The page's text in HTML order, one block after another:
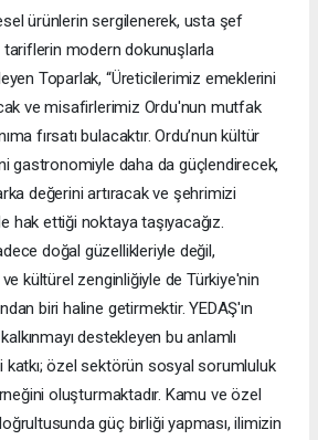
ürünlerin sergilenerek, usta şef
tariflerin modern dokunuşlarla
Toparlak, “Üreticilerimiz emeklerini
ve misafirlerimiz Ordu'nun mutfak
fırsatı bulacaktır. Ordu’nun kültür
gastronomiyle daha da güçlendirecek,
değerini artıracak ve şehrimizi
ettiği noktaya taşıyacağız.
doğal güzellikleriyle değil,
kültürel zenginliğiyle de Türkiye'nin
biri haline getirmektir. YEDAŞ'ın
destekleyen bu anlamlı
katkı; özel sektörün sosyal sorumluluk
oluşturmaktadır. Kamu ve özel
güç birliği yapması, ilimizin